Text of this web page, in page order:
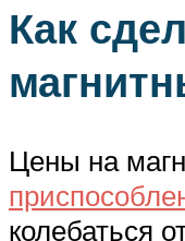
Как
Цены на
колебаться